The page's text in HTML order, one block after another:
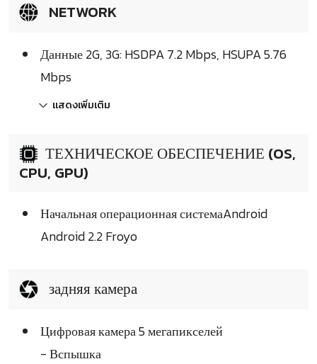
NETWORK
Данные 2G, 3G: HSDPA 7.2 Mbps, HSUPA 5.76
Mbps
แสดงเพิ่มเติม
ТЕХНИЧЕСКОЕ ОБЕСПЕЧЕНИЕ (OS,
CPU, GPU)
Начальная операционная системаAndroid
Android 2.2 Froyo
задняя камера
Цифровая камера 5 мегапикселей
- Вспышка